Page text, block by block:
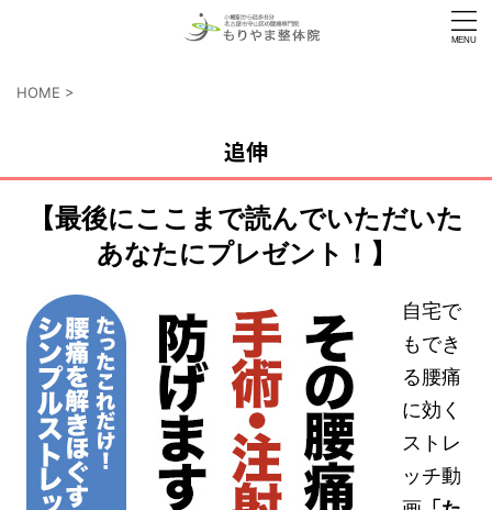
HOME >
追伸
【最後にここまで読んでいただいた
あなたにプレゼント！】
自宅で
もでき
る腰痛
に効く
ストレ
ッチ動